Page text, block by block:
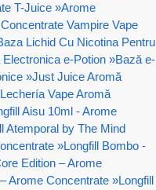
T-Juice »Arome
Vampire Vape
Lichid Cu Nicotina Pentru
e-Potion »Bază e-
»Just Juice Aromă
Vape Aromă
Aisu 10ml - Arome
Atemporal by The Mind
»Longfill Bombo -
Edition – Arome
Arome Concentrate »Longfill